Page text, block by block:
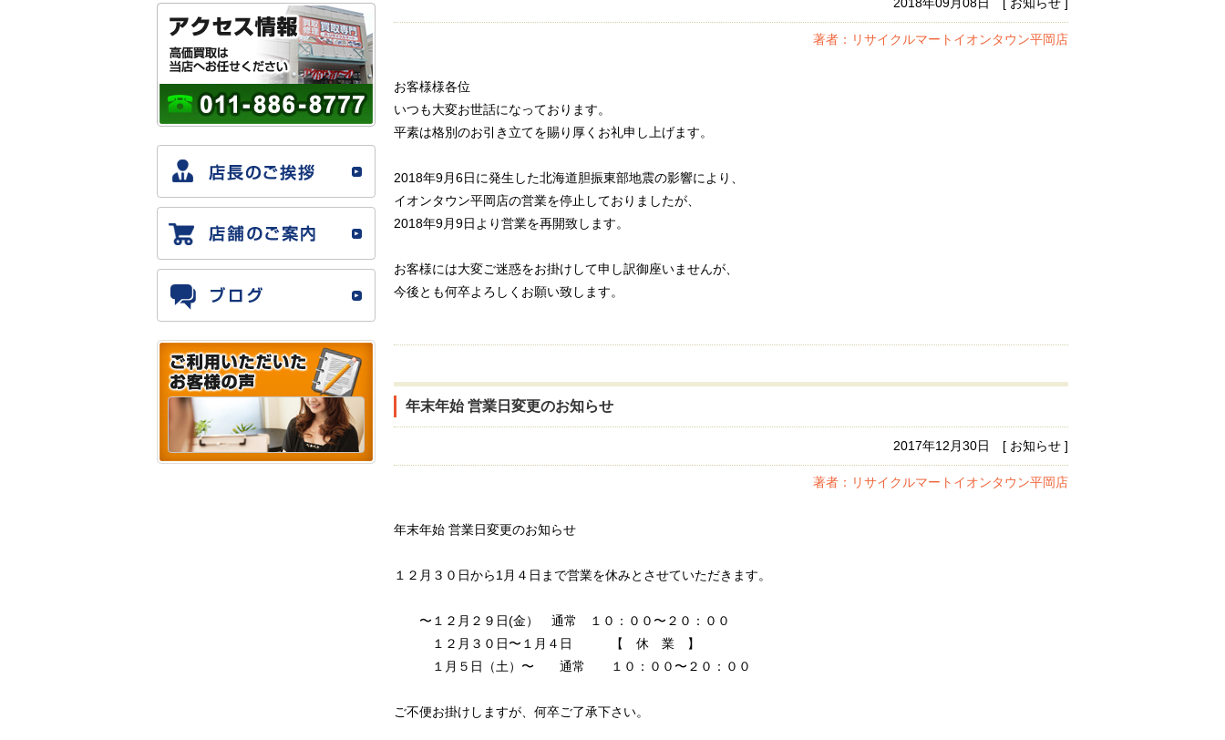
著者：リサイクルマートイオンタウン平岡店
お客様様各位
いつも大変お世話になっております。
平素は格別のお引き立てを賜り厚くお礼申し上げます。
2018年9月6日に発生した北海道胆振東部地震の影響により、
イオンタウン平岡店の営業を停止しておりましたが、
2018年9月9日より営業を再開致します。
お客様には大変ご迷惑をお掛けして申し訳御座いませんが、
今後とも何卒よろしくお願い致します。
年末年始 営業日変更のお知らせ
2017年12月30日 [ お知らせ ]
著者：リサイクルマートイオンタウン平岡店
年末年始 営業日変更のお知らせ
１２月３０日から1月４日まで営業を休みとさせていただきます。
〜１２月２９日(金） 通常 １０：００〜２０：００
１２月３０日〜１月４日 【 休 業 】
１月５日（土）〜 通常 １０：００〜２０：００
ご不便お掛けしますが、何卒ご了承下さい。